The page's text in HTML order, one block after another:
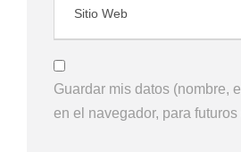
Guardar mis datos (nombre,
en el navegador, para